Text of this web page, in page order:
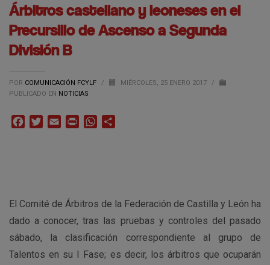
Árbitros castellano y leoneses en el
Precursillo de Ascenso a Segunda
División B
POR COMUNICACIÓN FCYLF / MIÉRCOLES, 25 ENERO 2017
/
PUBLICADO EN NOTICIAS
FacebookTwitterEmail Print WhatsApp
El Comité de Árbitros de la Federación de Castilla y León ha
dado a conocer, tras las pruebas y controles del pasado
sábado, la clasificación correspondiente al grupo de
Talentos en su I Fase; es decir, los árbitros que ocuparán